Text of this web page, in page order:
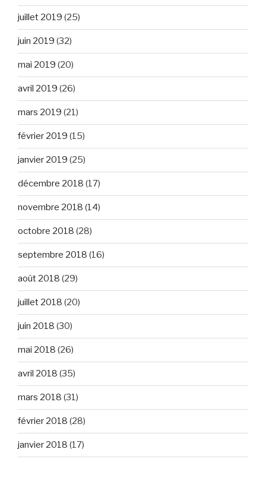
juillet 2019 (25)
juin 2019 (32)
mai 2019 (20)
avril 2019 (26)
mars 2019 (21)
février 2019 (15)
janvier 2019 (25)
décembre 2018 (17)
novembre 2018 (14)
octobre 2018 (28)
septembre 2018 (16)
août 2018 (29)
juillet 2018 (20)
juin 2018 (30)
mai 2018 (26)
avril 2018 (35)
mars 2018 (31)
février 2018 (28)
janvier 2018 (17)